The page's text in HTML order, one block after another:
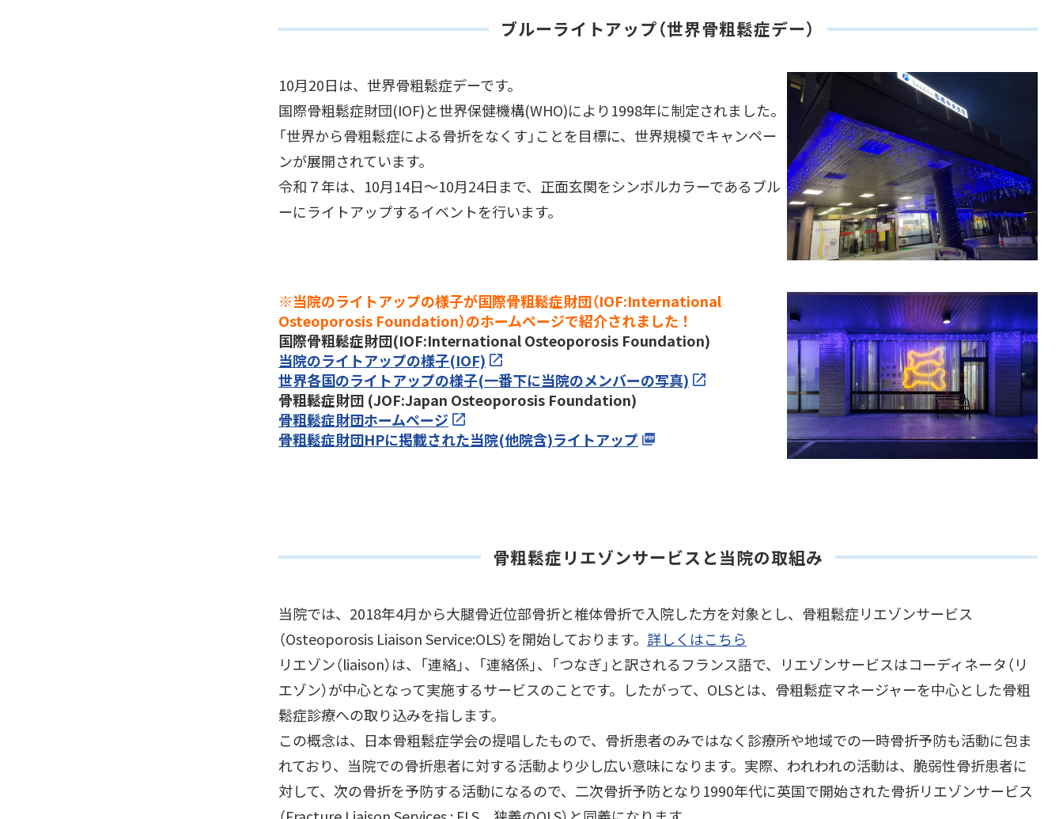
ブルーライトアップ（世界骨粗鬆症デー）
10月20日は、世界骨粗鬆症デーです。
国際骨粗鬆症財団(IOF)と世界保健機構(WHO)により1998年に制定されました。
「世界から骨粗鬆症による骨折をなくす」ことを目標に、世界規模でキャンペー
ンが展開されています。
令和７年は、10月14日～10月24日まで、正面玄関をシンボルカラーであるブル
ーにライトアップするイベントを行います。
※当院のライトアップの様子が国際骨粗鬆症財団（IOF:International
Osteoporosis Foundation）のホームページで紹介されました！
国際骨粗鬆症財団(IOF:International Osteoporosis Foundation)
当院のライトアップの様子(IOF)
世界各国のライトアップの様子(一番下に当院のメンバーの写真)
骨粗鬆症財団 (JOF:Japan Osteoporosis Foundation)
骨粗鬆症財団ホームページ
骨粗鬆症財団HPに掲載された当院(他院含)ライトアップ
骨粗鬆症リエゾンサービスと当院の取組み
当院では、2018年4月から大腿骨近位部骨折と椎体骨折で入院した方を対象とし、骨粗鬆症リエゾンサービス
（Osteoporosis Liaison Service:OLS）を開始しております。 詳しくはこちら
リエゾン（liaison）は、「連絡」、「連絡係」、「つなぎ」と訳されるフランス語で、リエゾンサービスはコーディネータ（リ
エゾン）が中心となって実施するサービスのことです。したがって、OLSとは、骨粗鬆症マネージャーを中心とした骨粗
鬆症診療への取り込みを指します。
この概念は、日本骨粗鬆症学会の提唱したもので、骨折患者のみではなく診療所や地域での一時骨折予防も活動に包ま
れており、当院での骨折患者に対する活動より少し広い意味になります。実際、われわれの活動は、脆弱性骨折患者に
対して、次の骨折を予防する活動になるので、二次骨折予防となり1990年代に英国で開始された骨折リエゾンサービス